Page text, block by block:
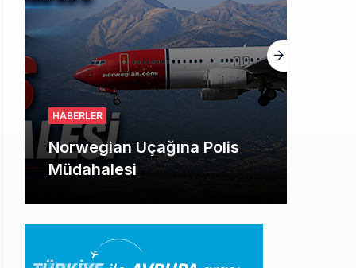
HABERLER
British Airways A380
seferlerini yüzde 28
azaltıyor